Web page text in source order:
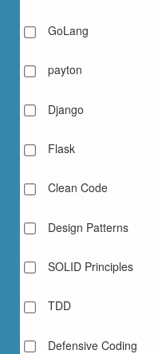
GoLang
payton
Django
Flask
Clean Code
Design Patterns
SOLID Principles
TDD
Defensive Coding